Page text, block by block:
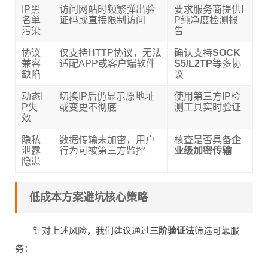
IP黑
名单
污染
访问网站时频繁弹出验
证码或直接限制访问
要求服务商提供I
P纯净度检测报
告
协议
兼容
缺陷
仅支持HTTP协议，无法
适配APP或客户端软件
确认支持SOCK
S5/L2TP等多协
议
动态I
P失
效
切换IP后仍显示原地址
或变更不彻底
使用第三方IP检
测工具实时验证
隐私
泄露
隐患
数据传输未加密，用户
行为可被第三方监控
核查是否具备企
业级加密传输
低成本方案避坑核心策略
针对上述风险，我们建议通过三阶验证法筛选可靠服
务：